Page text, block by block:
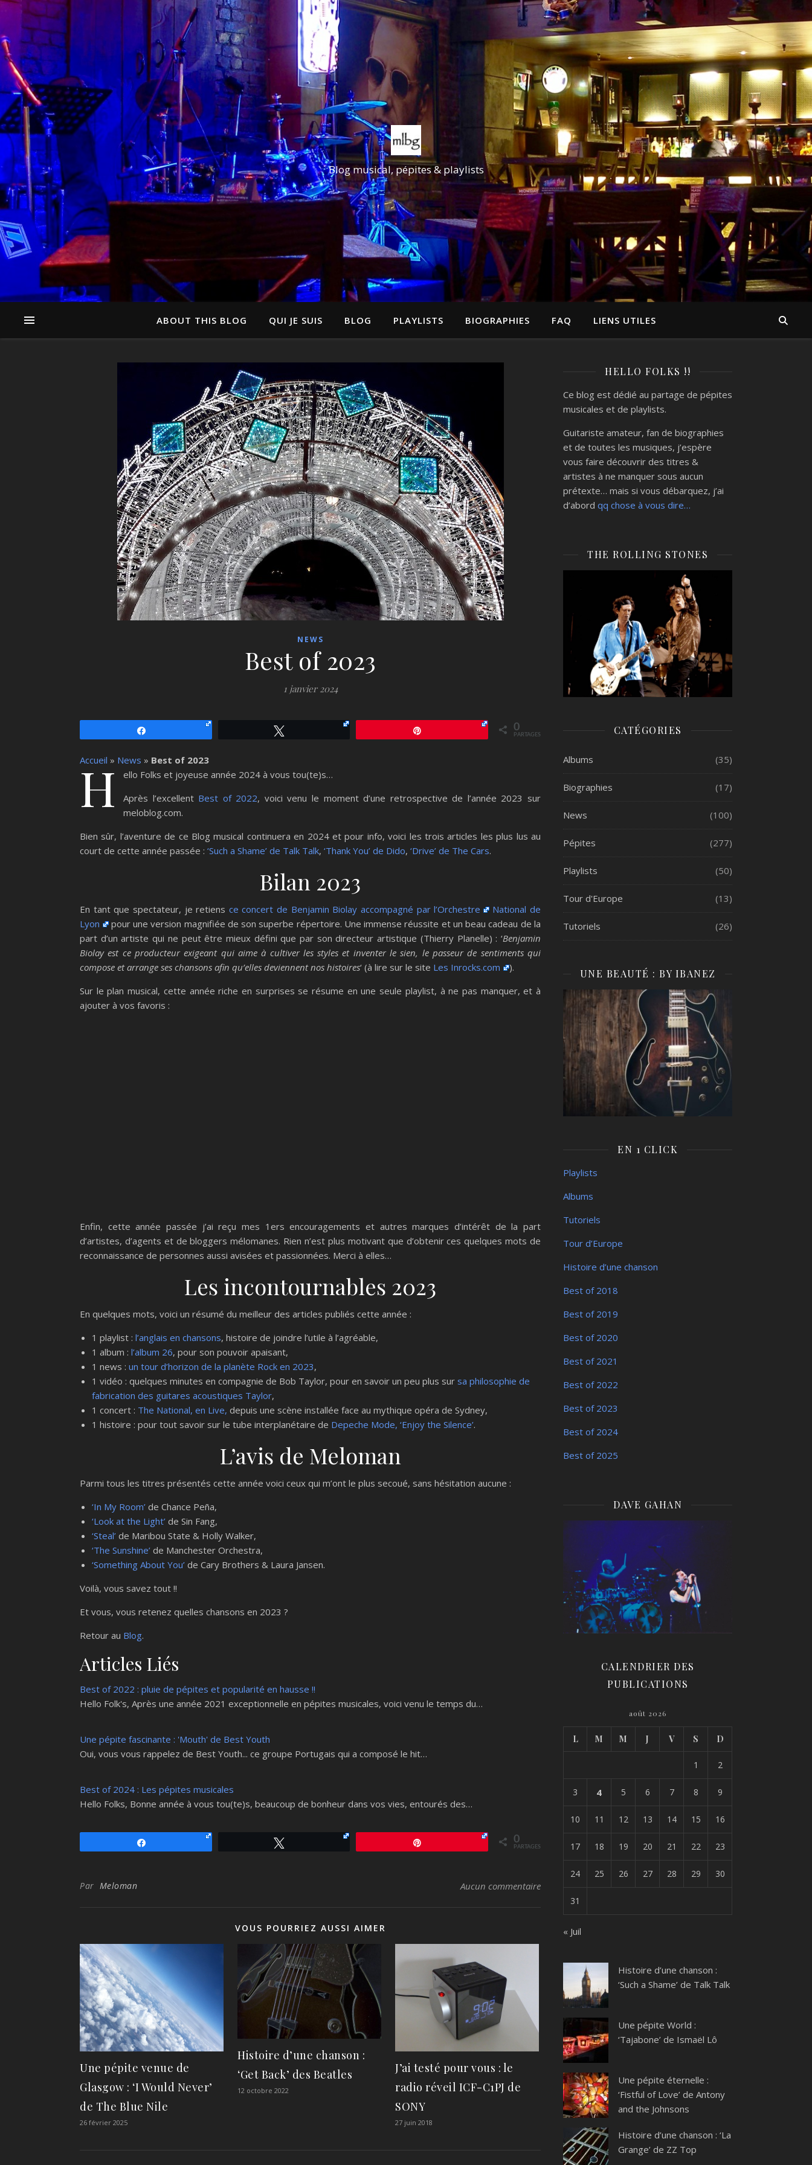
Blog musical, pépites & playlists
ABOUT THIS BLOG QUI JE SUIS BLOG PLAYLISTS BIOGRAPHIES FAQ LIENS UTILES
NEWS
Best of 2023
1 janvier 2024
0
PARTAGES
Accueil » News » Best of 2023
H
ello Folks et joyeuse année 2024 à vous tou(te)s…
Après l’excellent Best of 2022, voici venu le moment d’une retrospective de l’année 2023 sur
meloblog.com.
Bien sûr, l’aventure de ce Blog musical continuera en 2024 et pour info, voici les trois articles les plus lus au
court de cette année passée : ‘Such a Shame’ de Talk Talk, ‘Thank You’ de Dido, ‘Drive’ de The Cars.
Bilan 2023
En tant que spectateur, je retiens ce concert de Benjamin Biolay accompagné par l’Orchestre
National de
Lyon
pour une version magnifiée de son superbe répertoire. Une immense réussite et un beau cadeau de la
part d’un artiste qui ne peut être mieux défini que par son directeur artistique (Thierry Planelle) : ‘Benjamin
Biolay est ce producteur exigeant qui aime à cultiver les styles et inventer le sien, le passeur de sentiments qui
compose et arrange ses chansons afin qu’elles deviennent nos histoires‘ (à lire sur le site Les Inrocks.com
).
Sur le plan musical, cette année riche en surprises se résume en une seule playlist, à ne pas manquer, et à
ajouter à vos favoris :
Enfin, cette année passée j’ai reçu mes 1ers encouragements et autres marques d’intérêt de la part
d’artistes, d’agents et de bloggers mélomanes. Rien n’est plus motivant que d’obtenir ces quelques mots de
reconnaissance de personnes aussi avisées et passionnées. Merci à elles…
Les incontournables 2023
En quelques mots, voici un résumé du meilleur des articles publiés cette année :
1 playlist : l’anglais en chansons, histoire de joindre l’utile à l’agréable,
1 album : l’album 26, pour son pouvoir apaisant,
1 news : un tour d’horizon de la planète Rock en 2023,
1 vidéo : quelques minutes en compagnie de Bob Taylor, pour en savoir un peu plus sur sa philosophie de
fabrication des guitares acoustiques Taylor,
1 concert : The National, en Live, depuis une scène installée face au mythique opéra de Sydney,
1 histoire : pour tout savoir sur le tube interplanétaire de Depeche Mode, ‘Enjoy the Silence’.
L’avis de Meloman
Parmi tous les titres présentés cette année voici ceux qui m’ont le plus secoué, sans hésitation aucune :
‘In My Room’ de Chance Peña,
‘Look at the Light’ de Sin Fang,
‘Steal’ de Maribou State & Holly Walker,
‘The Sunshine’ de Manchester Orchestra,
‘Something About You’ de Cary Brothers & Laura Jansen.
Voilà, vous savez tout !!
Et vous, vous retenez quelles chansons en 2023 ?
Retour au Blog.
Articles Liés
Best of 2022 : pluie de pépites et popularité en hausse !!
Hello Folk's, Après une année 2021 exceptionnelle en pépites musicales, voici venu le temps du…
Une pépite fascinante : 'Mouth' de Best Youth
Oui, vous vous rappelez de Best Youth... ce groupe Portugais qui a composé le hit…
Best of 2024 : Les pépites musicales
Hello Folks, Bonne année à vous tou(te)s, beaucoup de bonheur dans vos vies, entourés des…
0
PARTAGES
Par Meloman Aucun commentaire
VOUS POURRIEZ AUSSI AIMER
Une pépite venue de
Glasgow : ‘I Would Never’
de The Blue Nile
26 février 2025
Histoire d’une chanson :
‘Get Back’ des Beatles
12 octobre 2022
J’ai testé pour vous : le
radio réveil ICF-C1PJ de
SONY
27 juin 2018
HELLO FOLKS !!
Ce blog est dédié au partage de pépites
musicales et de playlists.
Guitariste amateur, fan de biographies
et de toutes les musiques, j’espère
vous faire découvrir des titres &
artistes à ne manquer sous aucun
prétexte… mais si vous débarquez, j’ai
d’abord qq chose à vous dire…
THE ROLLING STONES
CATÉGORIES
Albums (35)
Biographies (17)
News (100)
Pépites (277)
Playlists (50)
Tour d'Europe (13)
Tutoriels (26)
UNE BEAUTÉ : BY IBANEZ
EN 1 CLICK
Playlists
Albums
Tutoriels
Tour d’Europe
Histoire d’une chanson
Best of 2018
Best of 2019
Best of 2020
Best of 2021
Best of 2022
Best of 2023
Best of 2024
Best of 2025
DAVE GAHAN
CALENDRIER DES
PUBLICATIONS
août 2026
L M M J V S D
1 2
3 4 5 6 7 8 9
10 11 12 13 14 15 16
17 18 19 20 21 22 23
24 25 26 27 28 29 30
31
« Juil
Histoire d’une chanson :
‘Such a Shame’ de Talk Talk
Une pépite World :
‘Tajabone’ de Ismaël Lô
Une pépite éternelle :
‘Fistful of Love’ de Antony
and the Johnsons
Histoire d’une chanson : ‘La
Grange’ de ZZ Top